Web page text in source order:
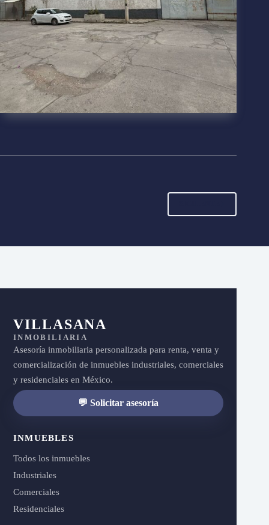
VILLASANA
INMOBILIARIA
Asesoría inmobiliaria personalizada para renta, venta y
comercialización de inmuebles industriales, comerciales
y residenciales en México.
💬 Solicitar asesoría
INMUEBLES
Todos los inmuebles
Industriales
Comerciales
Residenciales